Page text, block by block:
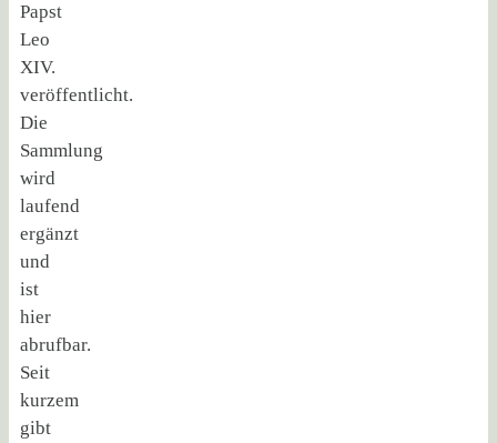
Papst
Leo
XIV.
veröffentlicht.
Die
Sammlung
wird
laufend
ergänzt
und
ist
hier
abrufbar.
Seit
kurzem
gibt